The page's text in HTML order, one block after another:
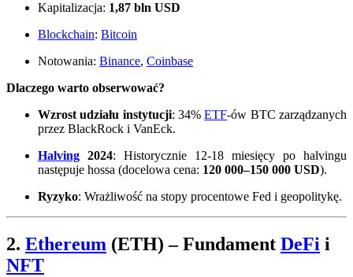
Kapitalizacja: 1,87 bln USD
Blockchain: Bitcoin
Notowania: Binance, Coinbase
Dlaczego warto obserwować?
Wzrost udziału instytucji: 34%ETF-ów BTC zarządzanych
przez BlackRock i VanEck.
Halving 2024: Historycznie 12-18 miesięcy po halvingu
następuje hossa (docelowa cena: 120 000–150 000 USD).
Ryzyko: Wrażliwość na stopy procentowe Fed i geopolitykę.
2. Ethereum (ETH) – Fundament DeFi i
NFT